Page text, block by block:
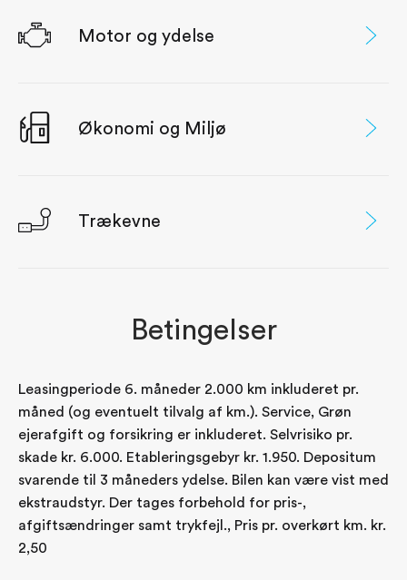
Motor og ydelse
Økonomi og Miljø
Trækevne
Betingelser
Leasingperiode 6. måneder 2.000 km inkluderet pr.
måned (og eventuelt tilvalg af km.). Service, Grøn
ejerafgift og forsikring er inkluderet. Selvrisiko pr.
skade kr. 6.000. Etableringsgebyr kr. 1.950. Depositum
svarende til 3 måneders ydelse. Bilen kan være vist med
ekstraudstyr. Der tages forbehold for pris-,
afgiftsændringer samt trykfejl., Pris pr. overkørt km. kr.
2,50